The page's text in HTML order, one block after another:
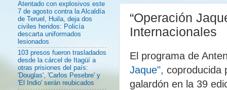
“Operación
Internacionales
El programa de
Jaque", coproducida
galardón en la 39
Atentado con explosivos este
7 de agosto contra la Alcaldía
de Teruel, Huila, deja dos
civiles heridos: Policía
descarta uniformados
lesionados
103 presos fueron trasladados
desde la cárcel de Itagüí a
otras prisiones del país:
'Douglas', 'Carlos Pesebre' y
'El Indio' serán reubicados